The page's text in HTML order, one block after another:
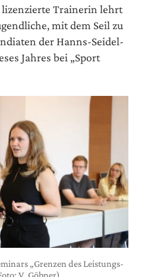
Trai­ne­rin lehrt
mit dem Seil zu
der Hanns-Sei­del-
Jah­res bei „Sport
„Gren­zen des Leis­tungs­
V. Göbner)